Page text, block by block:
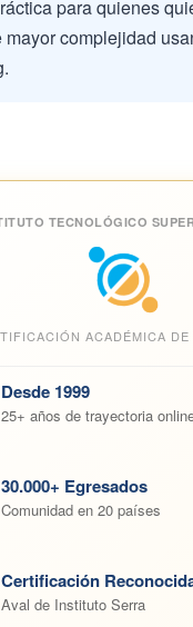
para quienes
mayor complejidad
TECNOLÓGICO
ACADÉMICA
Desde 1999
25+ años de trayectoria
30.000+ Egresados
Comunidad en 20 países
Certificación
Aval de Instituto Serra